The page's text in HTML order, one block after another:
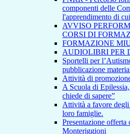
componenti delle
l'apprendimento di
AVVISO
CORSI DI
FORMAZIONE
AUDIOLIBRI PER
Sportelli per
pubblicazione
Attività di
A Scuola di
chiede di sapere”
Attività a favore
loro famiglie.
Presentazione
Monteriggioni